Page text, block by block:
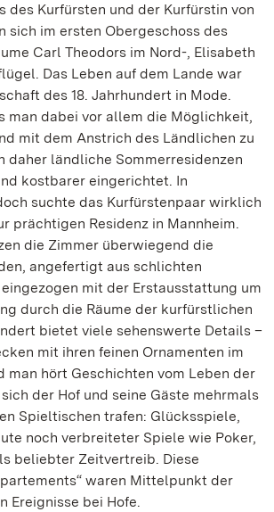
des Kurfürsten und der Kurfürstin von
sich im ersten Obergeschoss des
Carl Theodors im Nord-, Elisabeth
Das Leben auf dem Lande war
des 18. Jahrhundert in Mode.
man dabei vor allem die Möglichkeit,
mit dem Anstrich des Ländlichen zu
daher ländliche Sommerresidenzen
kostbarer eingerichtet. In
suchte das Kurfürstenpaar wirklich
prächtigen Residenz in Mannheim.
die Zimmer überwiegend die
angefertigt aus schlichten
mit der Erstausstattung um
durch die Räume der kurfürstlichen
bietet viele sehenswerte Details –
mit ihren feinen Ornamenten im
man hört Geschichten vom Leben der
der Hof und seine Gäste mehrmals
Spieltischen trafen: Glücksspiele,
noch verbreiteter Spiele wie Poker,
beliebter Zeitvertreib. Diese
waren Mittelpunkt der
Ereignisse bei Hofe.